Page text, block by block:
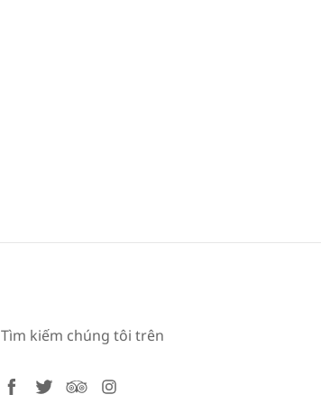
Tìm kiếm chúng tôi trên
facebook
twittertripadvisor